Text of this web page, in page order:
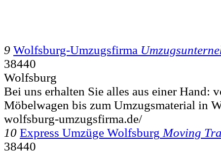
9 Wolfsburg-Umzugsfirma
38440
Wolfsburg
Bei uns erhalten Sie alles aus einer Hand:
Möbelwagen bis zum Umzugsmaterial in
wolfsburg-umzugsfirma.de/
10 Express Umzüge Wolfsburg Moving
38440